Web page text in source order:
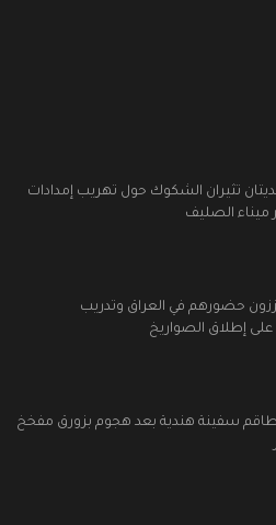
تثيران الشكوك حول تهريب إمدادات
ميناء الصليف
حضورهم في العراق وتدريب
على إطلاق الصواريخ
طاقم سفينة هندية بعد هجوم بزورق مفخخ